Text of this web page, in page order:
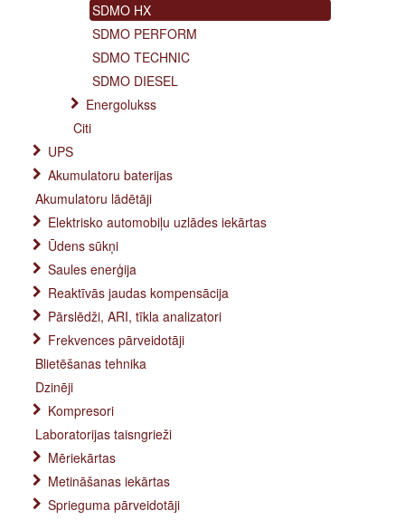
SDMO HX
SDMO PERFORM
SDMO TECHNIC
SDMO DIESEL
Energolukss
Citi
UPS
Akumulatoru baterijas
Akumulatoru lādētāji
Elektrisko automobiļu uzlādes iekārtas
Ūdens sūkņi
Saules enerģija
Reaktīvās jaudas kompensācija
Pārslēdži, ARI, tīkla analizatori
Frekvences pārveidotāji
Blietēšanas tehnika
Dzinēji
Kompresori
Laboratorijas taisngrieži
Mēriekārtas
Metināšanas iekārtas
Sprieguma pārveidotāji